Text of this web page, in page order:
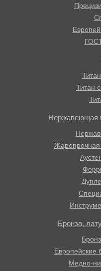
Титан
Нержавеющая
Бронза,
Европейские
Медно-